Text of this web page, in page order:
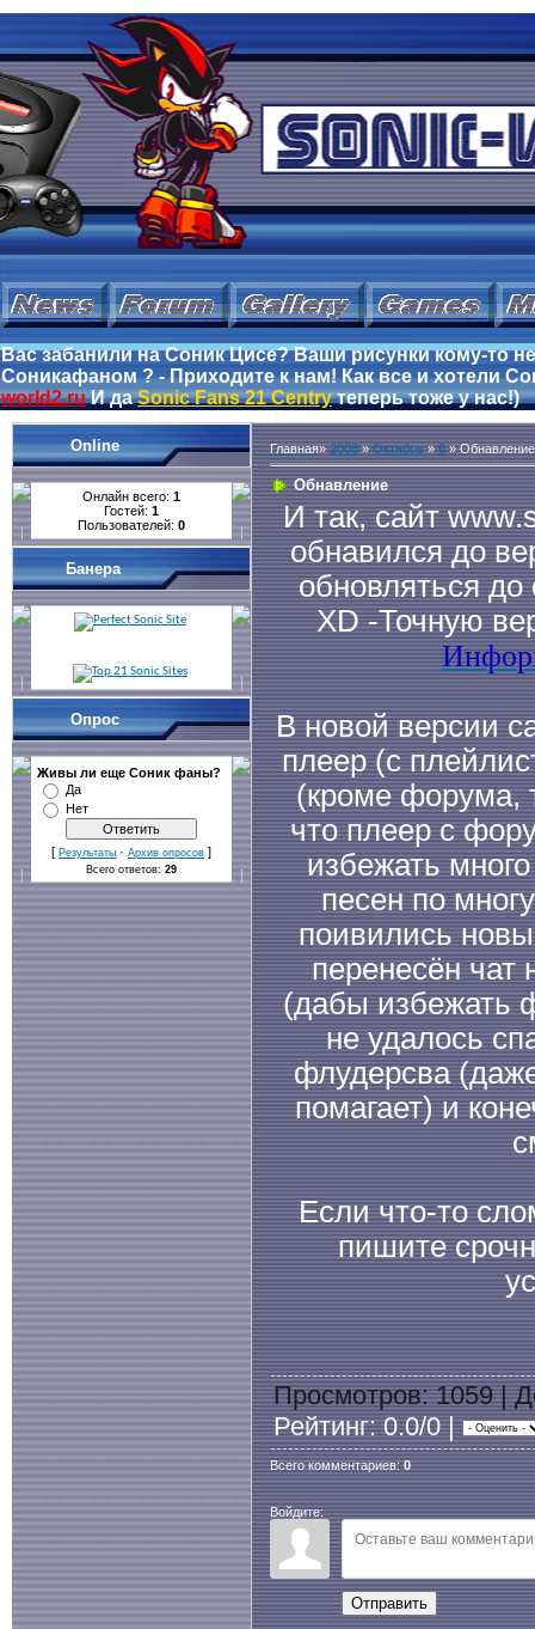
Вас забанили на Соник Цисе? Ваши рисунки кому-то
Соникафаном ? - Приходите к нам! Как все и хотели
world2.ruИ даSonic Fans 21 Centryтеперь тоже у нас!)
Online
Онлайн всего: 1
Гостей: 1
Пользователей: 0
Банера
Опрос
Живы ли еще Cоник фаны?
Да
Нет
[ Результаты · Архив опросов ]
Всего ответов: 29
Главная»2008 » Октябрь » 6» Обнавление
Обнавление
И так, сайт
обнавился до
обновляться до
XD -Точную
В новой версии
плеер (с
(кроме форума,
что плеер с
избежать
песен по
поивились
перенесён чат
(дабы избежать
не удалось
флудерсва
помагает) и
Если что-то
пишите
Просмотров: 1059 |
Рейтинг: 0.0/0 |
Всего комментариев:0
Войдите:
Отправить